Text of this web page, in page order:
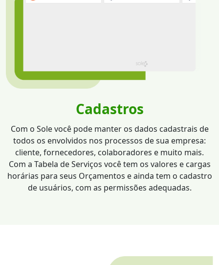
Cadastros
Com o Sole você pode manter os dados cadastrais de
todos os envolvidos nos processos de sua empresa:
cliente, fornecedores, colaboradores e muito mais.
Com a Tabela de Serviços você tem os valores e cargas
horárias para seus Orçamentos e ainda tem o cadastro
de usuários, com as permissões adequadas.